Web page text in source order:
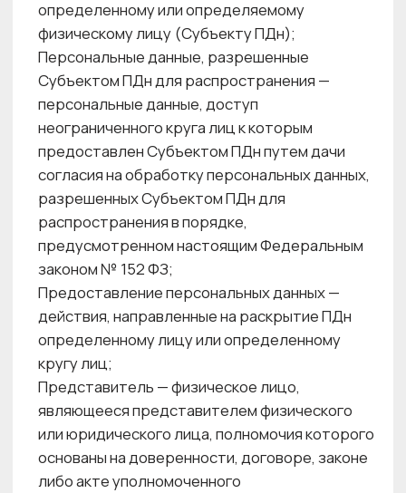
на нем различные формы с целью
приобретения продукта/услуги, стать
клиентом или воспользоваться сервисом
записи на услугу;
Уничтожение персональных данных —
невозможным восстановить содержание ПДн
в информационной системе ПДн и (или)
в результате которых уничтожаются
материальные носители ПДн;
Cookie-файлы — небольшой фрагмент данных,
хранимый в настройках Веб-браузера
ресурсом центра красоты при использовании
Субъектом ПДн данных Веб-ресурса Центра
красоты;
ИСПДн — информационная система
персональных данных;
ПДн — персональные данные.
2. ОБЩИЕ ПОЛОЖЕНИЯ
2.1. Настоящая Политика ООО «АйКоун»
в отношении обработки персональных
данных" (далее — Политика) разработана
в соответствии с требованиями
законодательства Российской Федерации
2.2. Настоящая Политика ООО «АйКоун»
предоставляет информацию об основных